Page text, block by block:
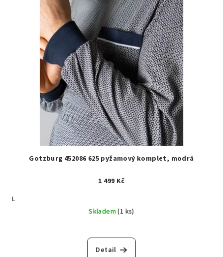
Gotzburg 452086 625 pyžamový komplet, modrá
1 499 Kč
L
Skladem(1 ks)
Detail